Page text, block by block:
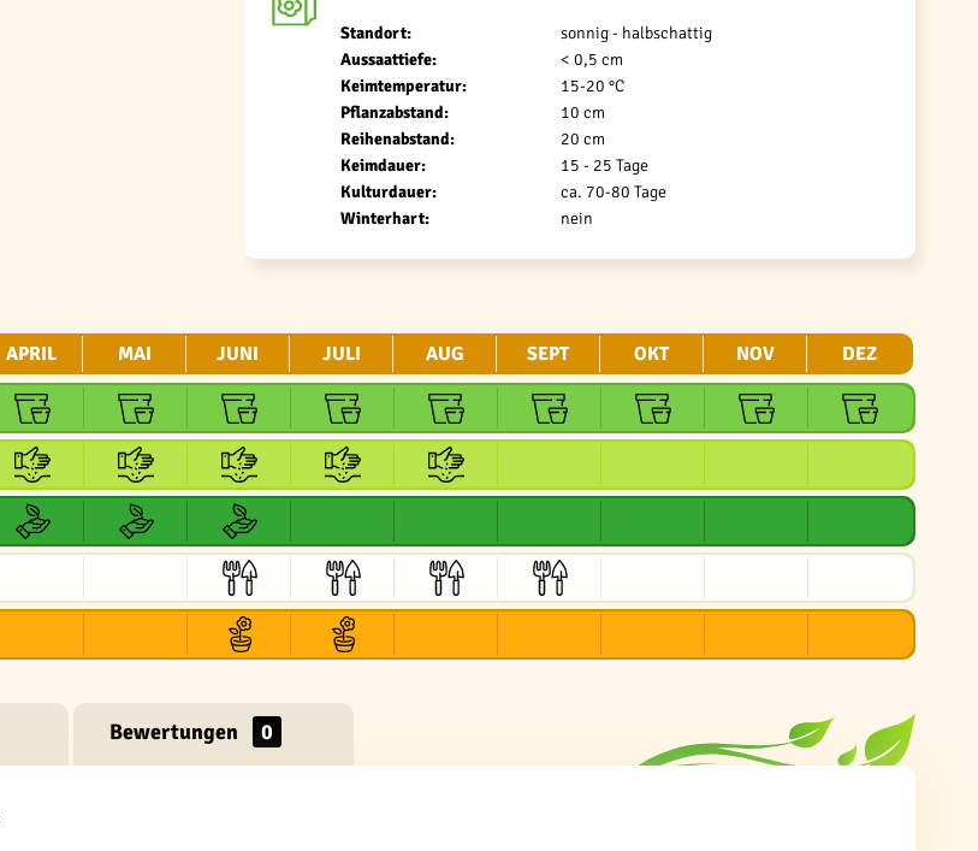
Standort:
sonnig - halbschattig
Aussaattiefe:
< 0,5 cm
Keimtemperatur:
15-20 °C
Pflanzabstand:
10 cm
Reihenabstand:
20 cm
Keimdauer:
15 - 25 Tage
Kulturdauer:
ca. 70-80 Tage
Winterhart:
nein
APRIL MAI JUNI JULI AUG SEPT OKT NOV DEZ
Bewertungen 0